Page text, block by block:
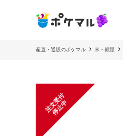
産直・通販のポケマル 米・穀類
注
文
受
付
停
止
中